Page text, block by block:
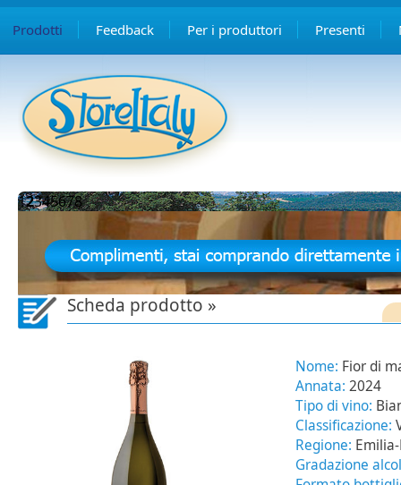
Prodotti Feedback Per i produttori Presenti
12345678
Scheda prodotto »
Nome: Fior di
Annata: 2024
Tipo di vino:
Classificazione:
Regione:
Gradazione